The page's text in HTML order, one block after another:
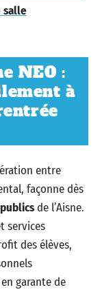
salle
NEO :
à
entre
façonne dès
de l’Aisne.
services
des élèves,
garante de